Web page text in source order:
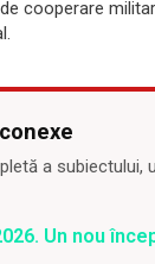
cooperare
a
Un nou